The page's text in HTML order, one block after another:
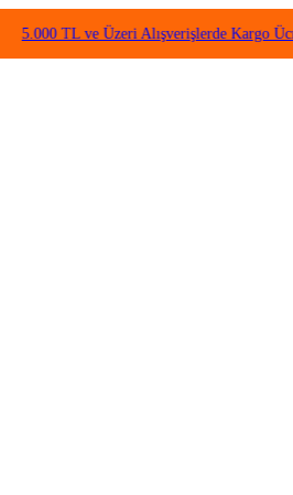
TL ve Üzeri Alışverişlerde Kargo Ücretsiz!